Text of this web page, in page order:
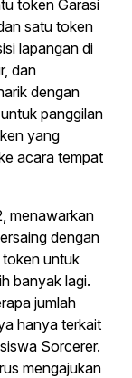
token Garasi
satu token
lapangan di
dan
dengan
panggilan
yang
acara tempat
menawarkan
dengan
untuk
banyak lagi.
jumlah
hanya terkait
Sorcerer.
mengajukan